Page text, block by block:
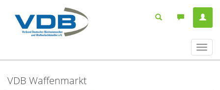
ein-/
VDB Waffenmarkt